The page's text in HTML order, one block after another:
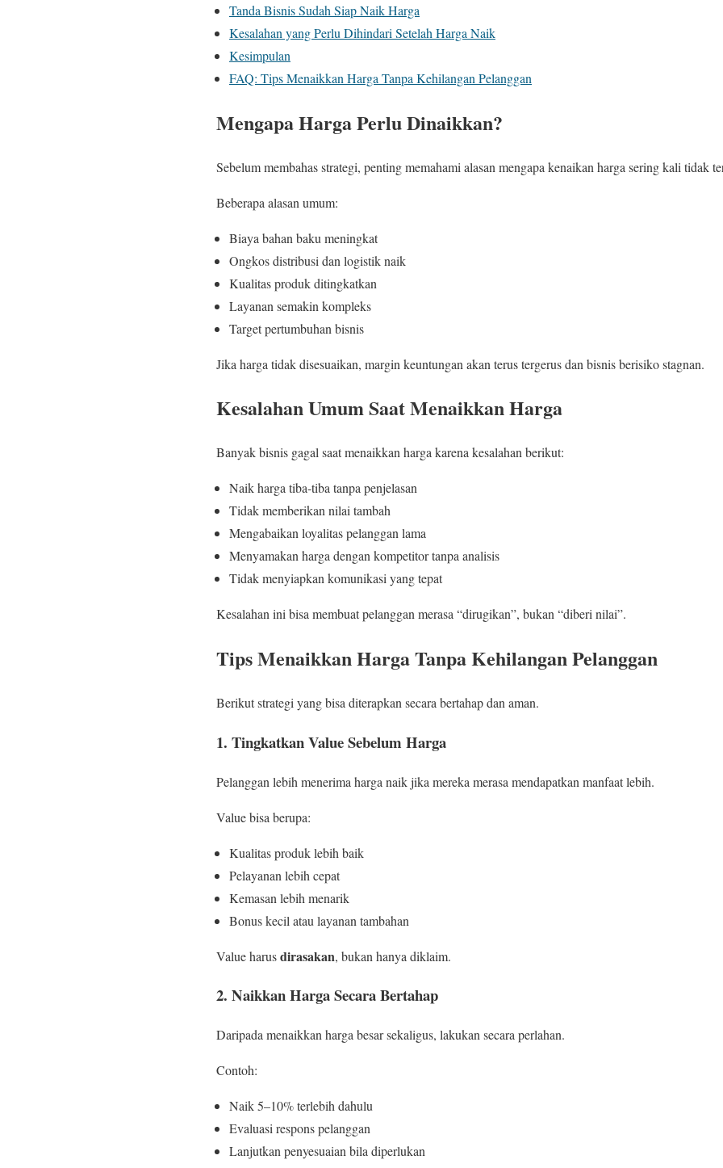
Tanda Bisnis Sudah Siap Naik Harga
Kesalahan yang Perlu Dihindari Setelah Harga Naik
Kesimpulan
FAQ: Tips Menaikkan Harga Tanpa Kehilangan Pelanggan
Mengapa Harga Perlu Dinaikkan?
Sebelum membahas strategi, penting memahami alasan mengapa kenaikan harga sering kali tidak
Beberapa alasan umum:
Biaya bahan baku meningkat
Ongkos distribusi dan logistik naik
Kualitas produk ditingkatkan
Layanan semakin kompleks
Target pertumbuhan bisnis
Jika harga tidak disesuaikan, margin keuntungan akan terus tergerus dan bisnis berisiko stagnan.
Kesalahan Umum Saat Menaikkan Harga
Banyak bisnis gagal saat menaikkan harga karena kesalahan berikut:
Naik harga tiba-tiba tanpa penjelasan
Tidak memberikan nilai tambah
Mengabaikan loyalitas pelanggan lama
Menyamakan harga dengan kompetitor tanpa analisis
Tidak menyiapkan komunikasi yang tepat
Kesalahan ini bisa membuat pelanggan merasa “dirugikan”, bukan “diberi nilai”.
Tips Menaikkan Harga Tanpa Kehilangan Pelanggan
Berikut strategi yang bisa diterapkan secara bertahap dan aman.
1. Tingkatkan Value Sebelum Harga
Pelanggan lebih menerima harga naik jika mereka merasa mendapatkan manfaat lebih.
Value bisa berupa:
Kualitas produk lebih baik
Pelayanan lebih cepat
Kemasan lebih menarik
Bonus kecil atau layanan tambahan
Value harusdirasakan, bukan hanya diklaim.
2. Naikkan Harga Secara Bertahap
Daripada menaikkan harga besar sekaligus, lakukan secara perlahan.
Contoh:
Naik 5–10% terlebih dahulu
Evaluasi respons pelanggan
Lanjutkan penyesuaian bila diperlukan